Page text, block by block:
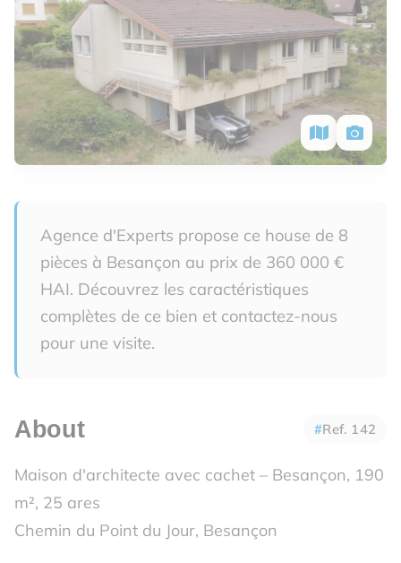
Agence d'Experts propose ce house de 8
pièces à Besançon au prix de 360 000 €
HAI. Découvrez les caractéristiques
complètes de ce bien et contactez-nous
pour une visite.
About Ref. 142
Maison d'architecte avec cachet – Besançon, 190
m², 25 ares
Chemin du Point du Jour, Besançon